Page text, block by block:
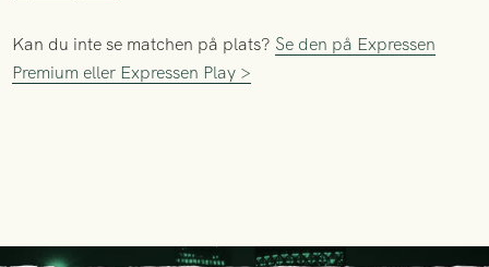
Kan du inte se matchen på plats? Se den på Expressen
Premium eller Expressen Play >